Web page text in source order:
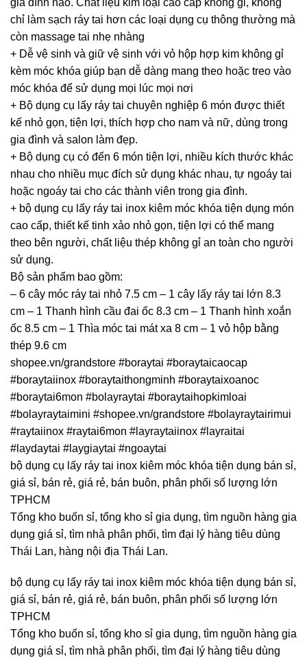
chỉ làm sạch ráy tai hơn các loại dụng cụ thông thường mà
còn massage tai nhẹ nhàng
+ Dễ vệ sinh và giữ vệ sinh với vỏ hộp hợp kim không gỉ
kèm móc khóa giúp bạn dễ dàng mang theo hoặc treo vào
móc khóa để sử dụng mọi lúc mọi nơi
+ Bộ dụng cụ lấy ráy tai chuyên nghiệp 6 món được thiết
kế nhỏ gọn, tiện lợi, thích hợp cho nam và nữ, dùng trong
gia đình và salon làm đẹp.
+ Bộ dụng cụ có đến 6 món tiện lợi, nhiều kích thước khác
nhau cho nhiều mục đích sử dụng khác nhau, tự ngoáy tai
hoặc ngoáy tai cho các thành viên trong gia đình.
+ bộ dụng cụ lấy ráy tai inox kiêm móc khóa tiện dụng món
cao cấp, thiết kế tinh xảo nhỏ gọn, tiện lợi có thể mang
theo bên người, chất liệu thép không gỉ an toàn cho người
sử dụng.
Bộ sản phẩm bao gồm:
– 6 cây móc ráy tai nhỏ 7.5 cm – 1 cây lấy ráy tai lớn 8.3
cm – 1 Thanh hình cầu đai ốc 8.3 cm – 1 Thanh hình xoắn
ốc 8.5 cm – 1 Thìa móc tai mát xa 8 cm – 1 vỏ hộp bằng
thép 9.6 cm
shopee.vn/grandstore #boraytai #boraytaicaocap
#boraytaiinox #boraytaithongminh #boraytaixoanoc
#boraytai6mon #bolayraytai #boraytaihopkimloai
#bolayraytaimini #shopee.vn/grandstore #bolayraytairimui
#raytaiinox #raytai6mon #layraytaiinox #layraitai
#laydaytai #laygiaytai #ngoaytai
bộ dụng cụ lấy ráy tai inox kiêm móc khóa tiện dụng bán sỉ,
giá sỉ, bán rẻ, giá rẻ, bán buôn, phân phối số lượng lớn
TPHCM
Tổng kho buốn sỉ, tổng kho sỉ gia dụng, tìm nguồn hàng gia
dụng giá sỉ, tìm nhà phân phối, tìm đại lý hàng tiêu dùng
Thái Lan, hàng nội địa Thái Lan.
bộ dụng cụ lấy ráy tai inox kiêm móc khóa tiện dụng bán sỉ,
giá sỉ, bán rẻ, giá rẻ, bán buôn, phân phối số lượng lớn
TPHCM
Tổng kho buốn sỉ, tổng kho sỉ gia dụng, tìm nguồn hàng gia
dụng giá sỉ, tìm nhà phân phối, tìm đại lý hàng tiêu dùng